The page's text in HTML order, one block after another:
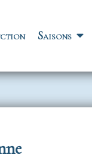
Saisons